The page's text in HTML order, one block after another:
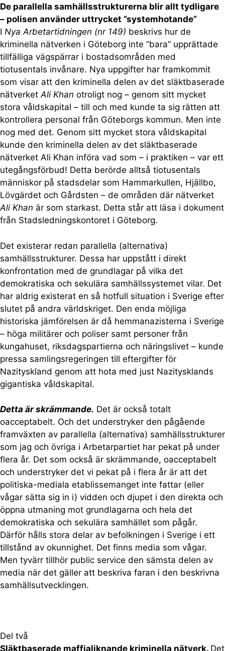
De parallella samhällsstrukturerna blir allt tydligare
– polisen använder uttrycket ”systemhotande”
I Nya Arbetartidningen (nr 149) beskrivs hur de
kriminella nätverken i Göteborg inte ”bara” upprättade
tillfälliga vägspärrar i bostadsområden med
tiotusentals invånare. Nya uppgifter har framkommit
som visar att den kriminella delen av det släktbaserade
nätverketAli Khan otroligt nog – genom sitt mycket
stora våldskapital – till och med kunde ta sig rätten att
kontrollera personal från Göteborgs kommun. Men inte
nog med det. Genom sitt mycket stora våldskapital
kunde den kriminella delen av det släktbaserade
nätverket Ali Khan införa vad som – i praktiken – var ett
utegångsförbud! Detta berörde alltså tiotusentals
människor på stadsdelar som Hammarkullen, Hjällbo,
Lövgärdet och Gårdsten – de områden där nätverket
Ali Khan är som starkast. Detta står att läsa i dokument
från Stadsledningskontoret i Göteborg.
Det existerar redan parallella (alternativa)
samhällsstrukturer. Dessa har uppstått i direkt
konfrontation med de grundlagar på vilka det
demokratiska och sekulära samhällssystemet vilar. Det
har aldrig existerat en så hotfull situation i Sverige efter
slutet på andra världskriget. Den enda möjliga
historiska jämförelsen är då hemmanazisterna i Sverige
– höga militärer och poliser samt personer från
kungahuset, riksdagspartierna och näringslivet – kunde
pressa samlingsregeringen till eftergifter för
Nazityskland genom att hota med just Nazitysklands
gigantiska våldskapital.
Detta är skrämmande. Det är också totalt
oacceptabelt. Och det understryker den pågående
framväxten av parallella (alternativa) samhällsstrukturer
som jag och övriga i Arbetarpartiet har pekat på under
flera år. Det som också är skrämmande, oacceptabelt
och understryker det vi pekat på i flera år är att det
politiska-mediala etablissemanget inte fattar (eller
vågar sätta sig in i) vidden och djupet i den direkta och
öppna utmaning mot grundlagarna och hela det
demokratiska och sekulära samhället som pågår.
Därför hålls stora delar av befolkningen i Sverige i ett
tillstånd av okunnighet. Det finns media som vågar.
Men tyvärr tillhör public service den sämsta delen av
media när det gäller att beskriva faran i den beskrivna
samhällsutvecklingen.
Del två
Släktbaserade maffialiknande kriminella nätverk. Det